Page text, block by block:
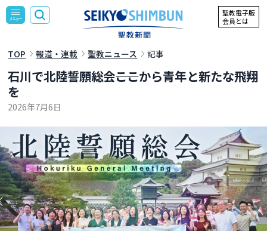
聖教電子版
会員とは
TOP 報道・連載 聖教ニュース 記事
石川で北陸誓願総会――ここから青年と新たな飛翔
を
2026年7月6日